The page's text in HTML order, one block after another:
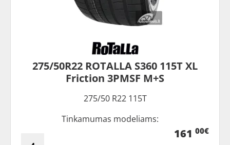
275/50R22 ROTALLA S360 115T XL
Friction 3PMSF M+S
275/50 R22 115T
Tinkamumas modeliams:
161 00€